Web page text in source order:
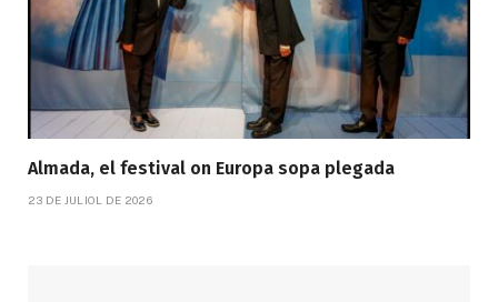
Almada, el festival on Europa sopa plegada
23 DE JULIOL DE 2026